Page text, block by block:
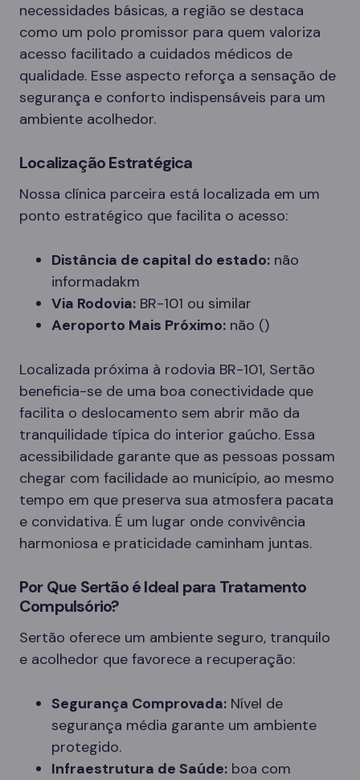
necessidades básicas, a região se destaca
como um polo promissor para quem valoriza
acesso facilitado a cuidados médicos de
qualidade. Esse aspecto reforça a sensação de
segurança e conforto indispensáveis para um
ambiente acolhedor.
Localização Estratégica
Nossa clínica parceira está localizada em um
ponto estratégico que facilita o acesso:
Distância de capital do estado: não
informadakm
Via Rodovia: BR-101 ou similar
Aeroporto Mais Próximo: não ()
Localizada próxima à rodovia BR-101, Sertão
beneficia-se de uma boa conectividade que
facilita o deslocamento sem abrir mão da
tranquilidade típica do interior gaúcho. Essa
acessibilidade garante que as pessoas possam
chegar com facilidade ao município, ao mesmo
tempo em que preserva sua atmosfera pacata
e convidativa. É um lugar onde convivência
harmoniosa e praticidade caminham juntas.
Por Que Sertão é Ideal para Tratamento
Compulsório?
Sertão oferece um ambiente seguro, tranquilo
e acolhedor que favorece a recuperação:
Segurança Comprovada: Nível de
segurança média garante um ambiente
protegido.
Infraestrutura de Saúde: boa com